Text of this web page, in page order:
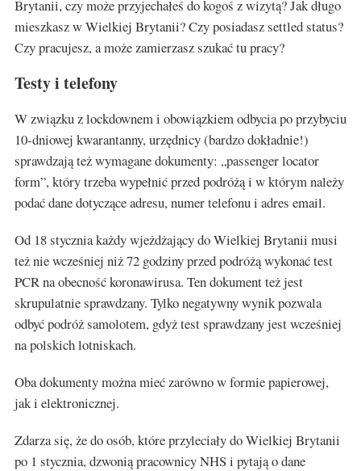
Brytanii, czy może przyjechałeś do kogoś z wizytą? Jak długo
mieszkasz w Wielkiej Brytanii? Czy posiadasz settled status?
Czy pracujesz, a może zamierzasz szukać tu pracy?
Testy i telefony
W związku z lockdownem i obowiązkiem odbycia po przybyciu
10-dniowej kwarantanny, urzędnicy (bardzo dokładnie!)
sprawdzają też wymagane dokumenty: „passenger locator
form”, który trzeba wypełnić przed podróżą i w którym należy
podać dane dotyczące adresu, numer telefonu i adres email.
Od 18 stycznia każdy wjeżdżający do Wielkiej Brytanii musi
też nie wcześniej niż 72 godziny przed podróżą wykonać test
PCR na obecność koronawirusa. Ten dokument też jest
skrupulatnie sprawdzany. Tylko negatywny wynik pozwala
odbyć podróż samolotem, gdyż test sprawdzany jest wcześniej
na polskich lotniskach.
Oba dokumenty można mieć zarówno w formie papierowej,
jak i elektronicznej.
Zdarza się, że do osób, które przyleciały do Wielkiej Brytanii
po 1 stycznia, dzwonią pracownicy NHS i pytają o dane